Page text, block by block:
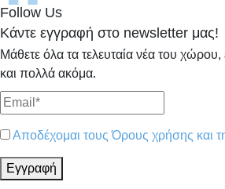
Follow Us
Κάντε εγγραφή στο newsletter μας!
Μάθετε όλα τα τελευταία νέα του χώρου,
και πολλά ακόμα.
Αποδέχομαι τους Όρους χρήσης και
Εγγραφή